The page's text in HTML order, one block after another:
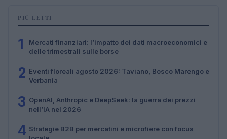
PIÙ LETTI
1
Mercati finanziari: l’impatto dei dati macroeconomici e
delle trimestrali sulle borse
2 Eventi floreali agosto 2026: Taviano, Bosco Marengo e
Verbania
3 OpenAI, Anthropic e DeepSeek: la guerra dei prezzi
nell’IA nel 2026
4 Strategie B2B per mercatini e microfiere con focus